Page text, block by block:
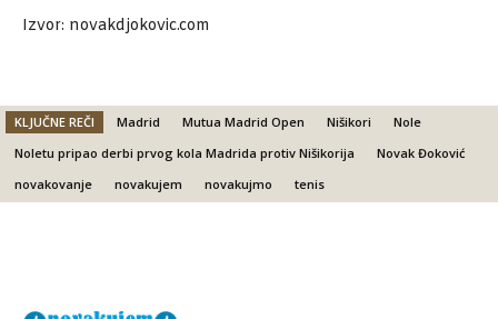
Izvor: novakdjokovic.com
KLJUČNE REČI Madrid Mutua Madrid Open Nišikori
Nole
Noletu pripao derbi prvog kola Madrida protiv Nišikorija
Novak Đoković
novakovanje
novakujem novakujmo tenis